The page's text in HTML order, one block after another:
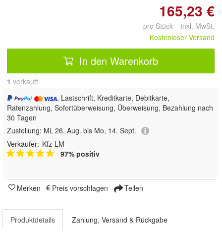
165,23 €
pro Stück inkl. MwSt.
Kostenloser Versand
In den Warenkorb
1 verkauft
, Lastschrift, Kreditkarte, Debitkarte,
Ratenzahlung, Sofortüberweisung, Überweisung, Bezahlung nach
30 Tagen
Zustellung: Mi, 26. Aug. bis Mo, 14. Sept.
Verkäufer: Kfz-LM
97% positiv
Merken Preis vorschlagen Teilen
Produktdetails Zahlung, Versand & Rückgabe